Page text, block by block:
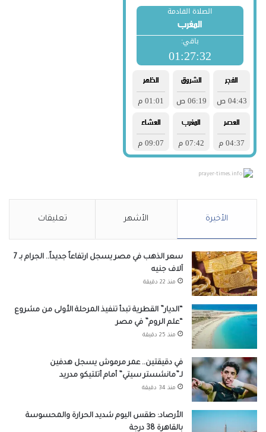
prayer-times.info
الأخيرة الأشهر تعليقات
سعر الذهب في مصر يسجل ارتفاعاً جديداً.. الجرام بـ 7
آلاف جنيه
منذ 22 دقيقة
“الديار” القطرية تبدأ تنفيذ المرحلة الأولى من مشروع
“علم الروم” في مصر
منذ 25 دقيقة
في دقيقتين.. عمر مرموش يسجل هدفين
لـ”مانشستر سيتي” أمام أتلتيكو مدريد
منذ 34 دقيقة
الأرصاد: طقس اليوم شديد الحرارة والمحسوسة
بالقاهرة 38 درجة